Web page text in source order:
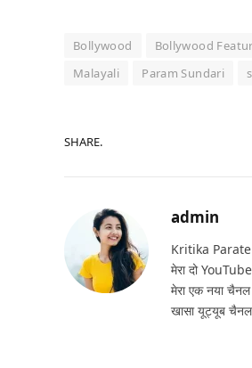
Bollywood Bollywood
Malayali
Param Sundari
SHARE.
admin
Kritika
मेरा दो
मेरा एक नया
खासा यूट्यूब